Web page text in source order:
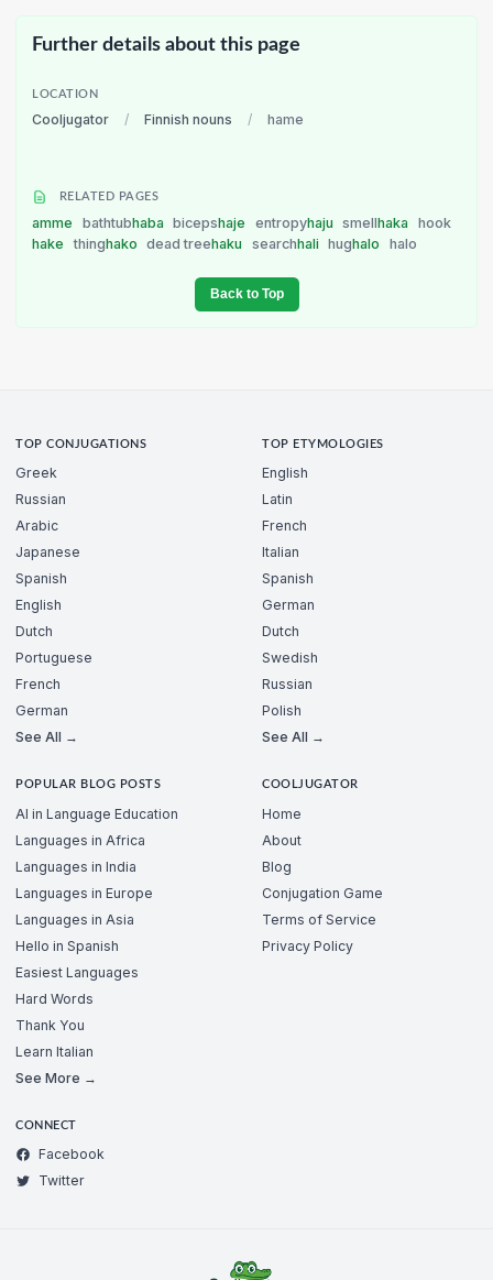
Further details about this page
LOCATION
Cooljugator / Finnish nouns / hame
RELATED PAGES
amme bathtubhaba bicepshaje entropyhaju smellhaka
hook
hake
thinghako dead treehaku searchhali hughalo halo
Back to Top
TOP CONJUGATIONS
Greek
Russian
Arabic
Japanese
Spanish
English
Dutch
Portuguese
French
German
See All →
TOP ETYMOLOGIES
English
Latin
French
Italian
Spanish
German
Dutch
Swedish
Russian
Polish
See All →
POPULAR BLOG POSTS
AI in Language Education
Languages in Africa
Languages in India
Languages in Europe
Languages in Asia
Hello in Spanish
Easiest Languages
Hard Words
Thank You
Learn Italian
See More →
COOLJUGATOR
Home
About
Blog
Conjugation Game
Terms of Service
Privacy Policy
CONNECT
Facebook
Twitter